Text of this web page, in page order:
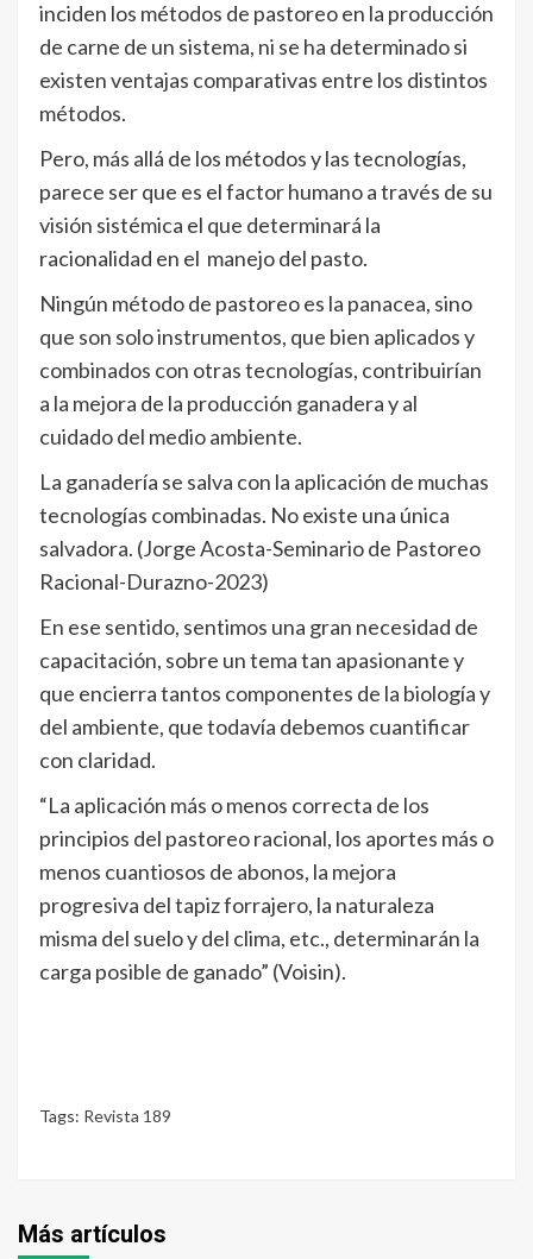
inciden los métodos de pastoreo en la producción
de carne de un sistema, ni se ha determinado si
existen ventajas comparativas entre los distintos
métodos.
Pero, más allá de los métodos y las tecnologías,
parece ser que es el factor humano a través de su
visión sistémica el que determinará la
racionalidad en el manejo del pasto.
Ningún método de pastoreo es la panacea, sino
que son solo instrumentos, que bien aplicados y
combinados con otras tecnologías, contribuirían
a la mejora de la producción ganadera y al
cuidado del medio ambiente.
La ganadería se salva con la aplicación de muchas
tecnologías combinadas. No existe una única
salvadora. (Jorge Acosta-Seminario de Pastoreo
Racional-Durazno-2023)
En ese sentido, sentimos una gran necesidad de
capacitación, sobre un tema tan apasionante y
que encierra tantos componentes de la biología y
del ambiente, que todavía debemos cuantificar
con claridad.
“La aplicación más o menos correcta de los
principios del pastoreo racional, los aportes más o
menos cuantiosos de abonos, la mejora
progresiva del tapiz forrajero, la naturaleza
misma del suelo y del clima, etc., determinarán la
carga posible de ganado” (Voisin).
Tags: Revista 189
Más artículos